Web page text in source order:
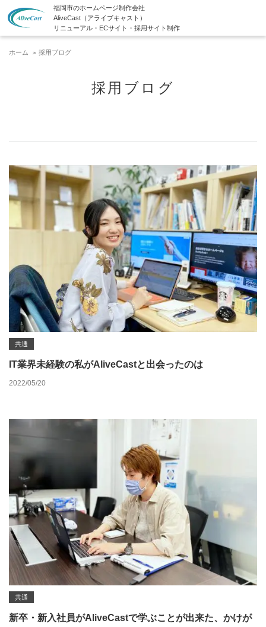
福岡市のホームページ制作会社
AliveCast（アライブキャスト）
リニューアル・ECサイト・採用サイト制作
ホーム 採用ブログ
採用ブログ
共通
IT業界未経験の私がAliveCastと出会ったのは
2022/05/20
共通
新卒・新入社員がAliveCastで学ぶことが出来た、かけが